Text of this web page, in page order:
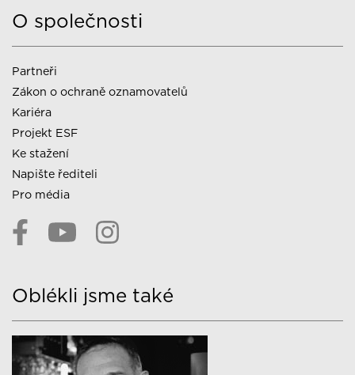
O společnosti
Partneři
Zákon o ochraně oznamovatelů
Kariéra
Projekt ESF
Ke stažení
Napište řediteli
Pro média
Oblékli jsme také